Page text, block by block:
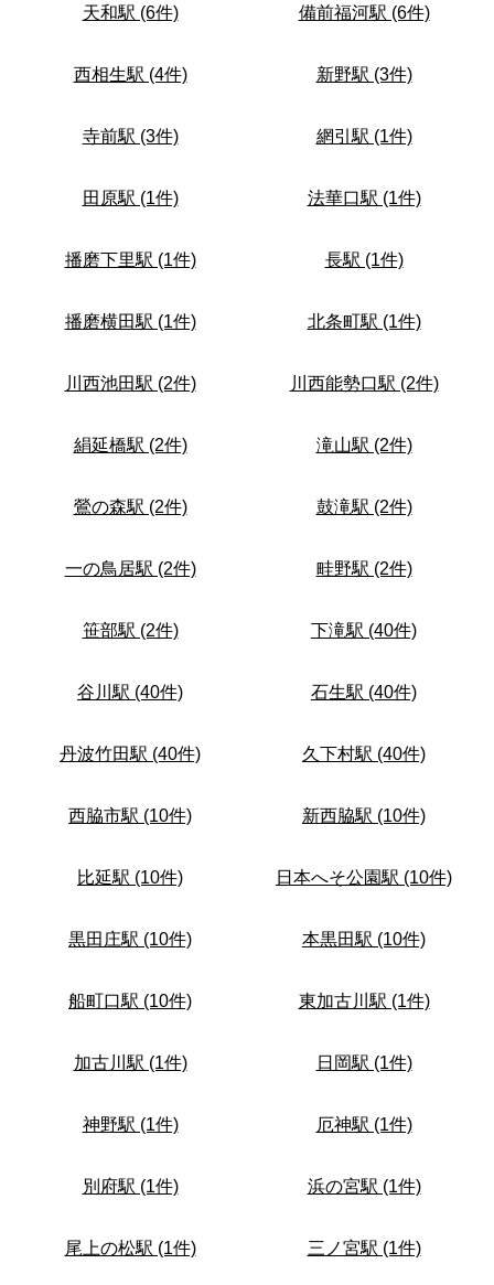
天和駅 (6件) 備前福河駅 (6件)
西相生駅 (4件) 新野駅 (3件)
寺前駅 (3件) 網引駅 (1件)
田原駅 (1件) 法華口駅 (1件)
播磨下里駅 (1件) 長駅 (1件)
播磨横田駅 (1件) 北条町駅 (1件)
川西池田駅 (2件) 川西能勢口駅 (2件)
絹延橋駅 (2件) 滝山駅 (2件)
鶯の森駅 (2件) 鼓滝駅 (2件)
一の鳥居駅 (2件) 畦野駅 (2件)
笹部駅 (2件) 下滝駅 (40件)
谷川駅 (40件) 石生駅 (40件)
丹波竹田駅 (40件) 久下村駅 (40件)
西脇市駅 (10件) 新西脇駅 (10件)
比延駅 (10件) 日本へそ公園駅 (10件)
黒田庄駅 (10件) 本黒田駅 (10件)
船町口駅 (10件) 東加古川駅 (1件)
加古川駅 (1件) 日岡駅 (1件)
神野駅 (1件) 厄神駅 (1件)
別府駅 (1件) 浜の宮駅 (1件)
尾上の松駅 (1件) 三ノ宮駅 (1件)